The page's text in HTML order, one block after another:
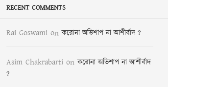
RECENT COMMENTS
Rai Goswami onকরোনা অভিশাপ না আশীর্বাদ ?
Asim Chakrabarti onকরোনা অভিশাপ না আশীর্বাদ
?